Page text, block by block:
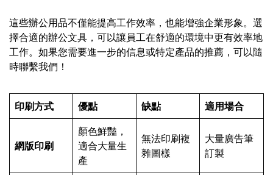
這些辦公用品不僅能提高工作效率，也能增強企業形象。選
擇合適的辦公文具，可以讓員工在舒適的環境中更有效率地
工作。如果您需要進一步的信息或特定產品的推薦，可以隨
時聯繫我們！
印刷方式 優點 缺點 適用場合
網版印刷
顏色鮮豔，
適合大量生
產
無法印刷複
雜圖樣
大量廣告筆
訂製